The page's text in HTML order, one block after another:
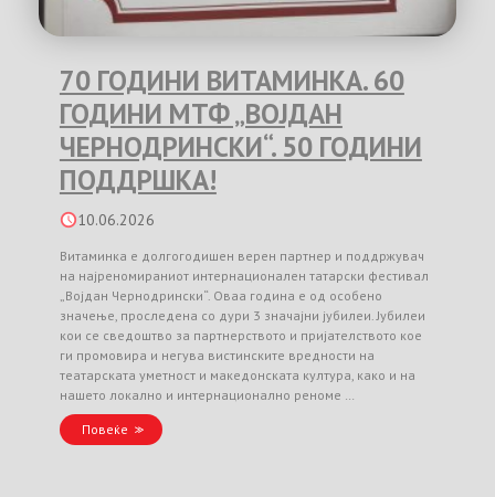
70 ГОДИНИ ВИТАМИНКА. 60
ГОДИНИ МТФ „ВОЈДАН
ЧЕРНОДРИНСКИ“. 50 ГОДИНИ
ПОДДРШКА!
10.06.2026
Витаминка е долгогодишен верен партнер и поддржувач
на најреномираниот интернационален татарски фестивал
„Војдан Чернодрински“. Оваа година е од особено
значење, проследена со дури 3 значајни јубилеи. Јубилеи
кои се сведоштво за партнерството и пријателството кое
ги промовира и негува вистинските вредности на
театарската уметност и македонската култура, како и на
нашето локално и интернационално реноме …
Повеќе